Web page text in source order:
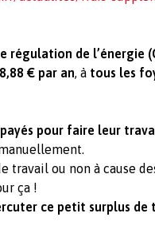
régulation de l’énergie
€ par an, à tous les
payés pour faire leur
travail ou non à cause
ça !
ce petit surplus de